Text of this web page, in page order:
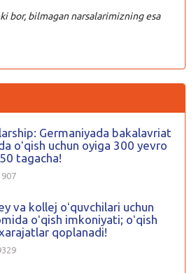
bor, bilmagan narsalarimizning esa
Germaniyada bakalavriat
oʻqish uchun oyiga 300 yevro
tagacha!
va kollej oʻquvchilari uchun
oʻqish imkoniyati; oʻqish
qoplanadi!